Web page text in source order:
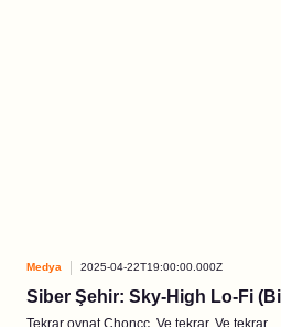
Medya 2025-04-22T19:00:00.000Z
Siber Şehir: Sky-High Lo-Fi
Tekrar oynat Choncc. Ve tekrar. Ve tekrar.